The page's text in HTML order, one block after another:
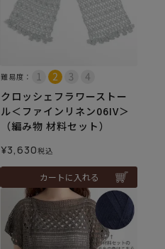
難易度：
クロッシェフラワーストー
ル＜ファインリネン06IV＞
（編み物 材料セット）
¥3,630税込
カートに入れる